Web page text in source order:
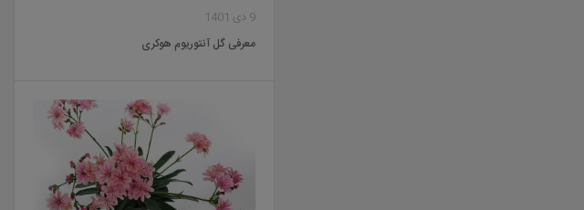
9 دی 1401
معرفی گل آنتوریوم هوکری